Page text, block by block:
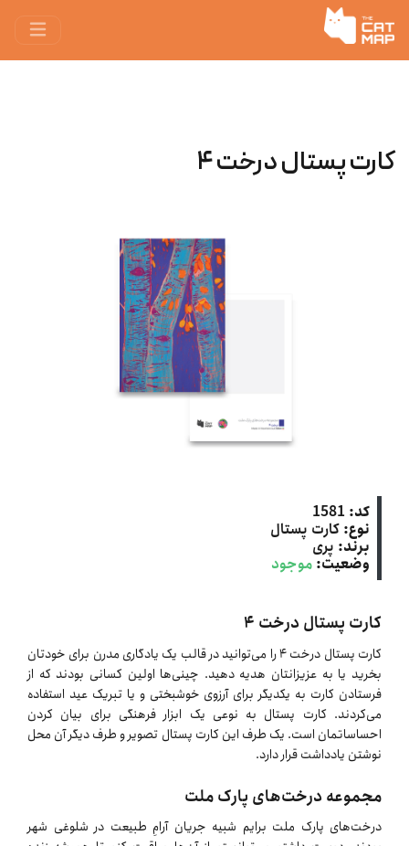
کارت پستال درخت ۴
کد: 1581
نوع: کارت پستال
برند: پری
وضعیت: موجود
کارت پستال درخت ۴
کارت پستال درخت ۴ را می‌توانید در قالب یک یادگاری مدرن برای خودتان
بخرید یا به عزیزانتان هدیه دهید. چینی‌ها اولین کسانی بودند که از
فرستادن کارت به یکدیگر برای آرزوی خوشبختی و یا تبریک عید استفاده
می‌کردند. کارت پستال به نوعی یک ابزار فرهنگی برای بیان کردن
احساساتمان است. یک طرف این کارت پستال تصویر و طرف دیگر آن محل
نوشتن یادداشت قرار دارد.
مجموعه درخت‌های پارک ملت
درخت‌های پارک ملت برایم شبیه جریان آرامِ طبیعت در شلوغی شهر